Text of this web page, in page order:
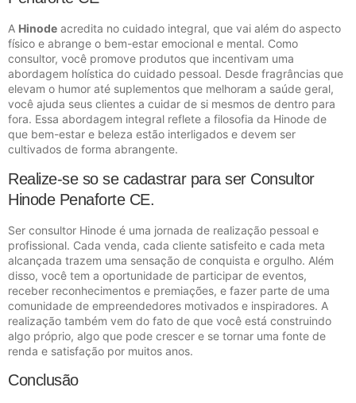
A Hinode acredita no cuidado integral, que vai além do aspecto
físico e abrange o bem-estar emocional e mental. Como
consultor, você promove produtos que incentivam uma
abordagem holística do cuidado pessoal. Desde fragrâncias que
elevam o humor até suplementos que melhoram a saúde geral,
você ajuda seus clientes a cuidar de si mesmos de dentro para
fora. Essa abordagem integral reflete a filosofia da Hinode de
que bem-estar e beleza estão interligados e devem ser
cultivados de forma abrangente.
Realize-se so se cadastrar para ser Consultor
Hinode Penaforte CE.
Ser consultor Hinode é uma jornada de realização pessoal e
profissional. Cada venda, cada cliente satisfeito e cada meta
alcançada trazem uma sensação de conquista e orgulho. Além
disso, você tem a oportunidade de participar de eventos,
receber reconhecimentos e premiações, e fazer parte de uma
comunidade de empreendedores motivados e inspiradores. A
realização também vem do fato de que você está construindo
algo próprio, algo que pode crescer e se tornar uma fonte de
renda e satisfação por muitos anos.
Conclusão